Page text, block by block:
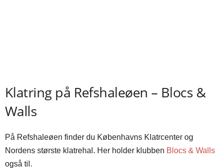
Klatring på Refshaleøen – Blocs &
Walls
På Refshaleøen finder du Københavns Klatrcenter og
Nordens største klatrehal. Her holder klubben Blocs & Walls
også til.